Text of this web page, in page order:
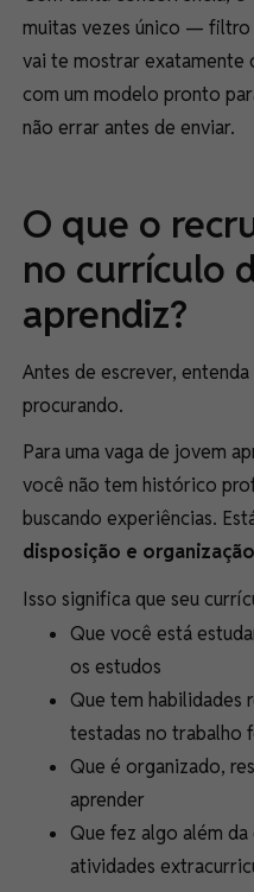
muitas vezes único — filtro
vai te mostrar exatamente
com um modelo pronto
não errar antes de enviar.
O que o
no currículo
aprendiz?
Antes de escrever,
procurando.
Para uma vaga de jovem
você não tem histórico
buscando experiências.
disposição e organização
Isso significa que seu
Que você está
os estudos
Que tem habilidades
testadas no trabalho
Que é organizado,
aprender
Que fez algo além
atividades